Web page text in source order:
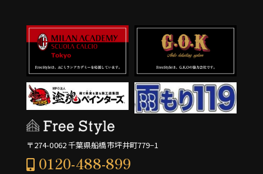
〒274-0062 千葉県船橋市坪井町779−1
0120-488-899